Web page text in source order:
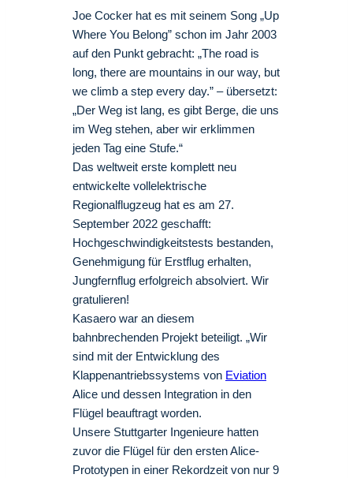
Joe Cocker hat es mit seinem Song „Up
Where You Belong” schon im Jahr 2003
auf den Punkt gebracht: „The road is
long, there are mountains in our way, but
we climb a step every day.” – übersetzt:
„Der Weg ist lang, es gibt Berge, die uns
im Weg stehen, aber wir erklimmen
jeden Tag eine Stufe.“
Das weltweit erste komplett neu
entwickelte vollelektrische
Regionalflugzeug hat es am 27.
September 2022 geschafft:
Hochgeschwindigkeitstests bestanden,
Genehmigung für Erstflug erhalten,
Jungfernflug erfolgreich absolviert. Wir
gratulieren!
Kasaero war an diesem
bahnbrechenden Projekt beteiligt. „Wir
sind mit der Entwicklung des
Klappenantriebssystems von Eviation
Alice und dessen Integration in den
Flügel beauftragt worden.
Unsere Stuttgarter Ingenieure hatten
zuvor die Flügel für den ersten Alice-
Prototypen in einer Rekordzeit von nur 9